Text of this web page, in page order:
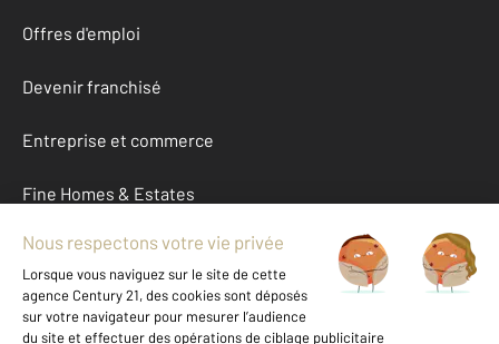
Offres d'emploi
Devenir franchisé
Entreprise et commerce
Fine Homes & Estates
À propos
International